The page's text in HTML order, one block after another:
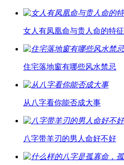
女人有凤凰命与贵人命的特征
住宅落地窗有哪些风水禁忌
从八字看你能否成大事
八字带羊刃的男人命好不好